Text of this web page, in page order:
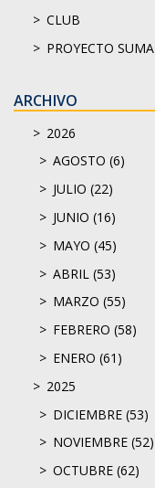
CLUB
PROYECTO SUMA
ARCHIVO
2026
AGOSTO (6)
JULIO (22)
JUNIO (16)
MAYO (45)
ABRIL (53)
MARZO (55)
FEBRERO (58)
ENERO (61)
2025
DICIEMBRE (53)
NOVIEMBRE (52)
OCTUBRE (62)